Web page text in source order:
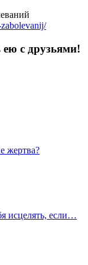
ею с друзьями!
жертва?
исцелять, если…